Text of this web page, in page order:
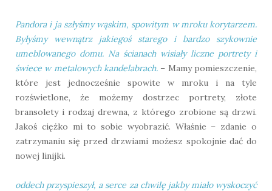
Pandora i ja szłyśmy wąskim, spowitym w mroku korytarzem.
Byłyśmy wewnątrz jakiegoś starego i bardzo szykownie
umeblowanego domu. Na ścianach wisiały liczne portrety i
świece w metalowych kandelabrach. – Mamy pomieszczenie,
które jest jednocześnie spowite w mroku i na tyle
rozświetlone, że możemy dostrzec portrety, złote
bransolety i rodzaj drewna, z którego zrobione są drzwi.
Jakoś ciężko mi to sobie wyobrazić. Właśnie – zdanie o
zatrzymaniu się przed drzwiami możesz spokojnie dać do
nowej linijki.
oddech przyspieszył, a serce za chwilę jakby miało wyskoczyć